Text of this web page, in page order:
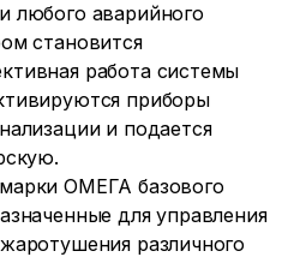
любого аварийного
становится
работа системы
приборы
и подается
ОМЕГА базового
для управления
различного